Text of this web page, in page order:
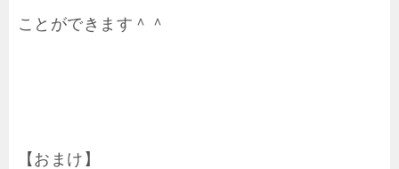
ことができます＾＾
【おまけ】